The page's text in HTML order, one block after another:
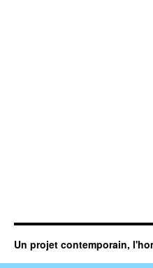
Un projet contemporain,